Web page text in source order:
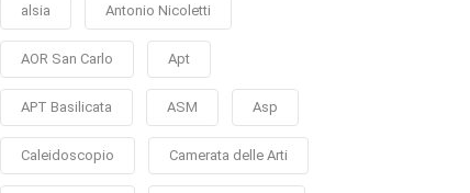
alsia Antonio Nicoletti
AOR San Carlo Apt
APT Basilicata ASM Asp
Caleidoscopio Camerata delle Arti